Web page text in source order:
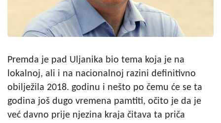
Premda je pad Uljanika bio tema koja je na
lokalnoj, ali i na nacionalnoj razini definitivno
obilježila 2018. godinu i nešto po čemu će se ta
godina još dugo vremena pamtiti, očito je da je
već davno prije njezina kraja čitava ta priča